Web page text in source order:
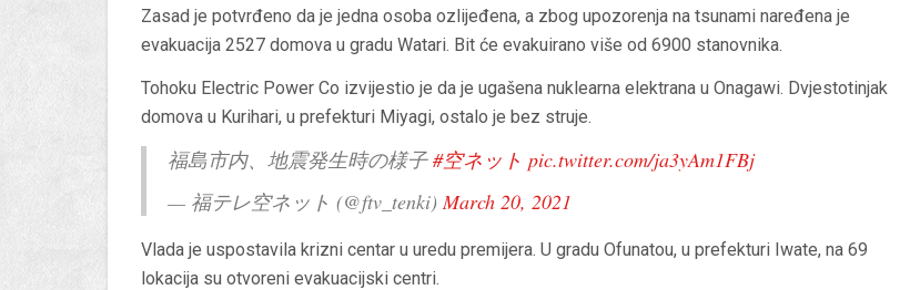
Zasad je potvrđeno da je jedna osoba ozlijeđena, a zbog upozorenja na tsunami naređena je
evakuacija 2527 domova u gradu Watari. Bit će evakuirano više od 6900 stanovnika.
Tohoku Electric Power Co izvijestio je da je ugašena nuklearna elektrana u Onagawi. Dvjestotinjak
domova u Kurihari, u prefekturi Miyagi, ostalo je bez struje.
福島市内、地震発生時の様子#空ネット pic.twitter.com/ja3yAm1FBj
— 福テレ空ネット (@ftv_tenki)March 20, 2021
Vlada je uspostavila krizni centar u uredu premijera. U gradu Ofunatou, u prefekturi Iwate, na 69
lokacija su otvoreni evakuacijski centri.